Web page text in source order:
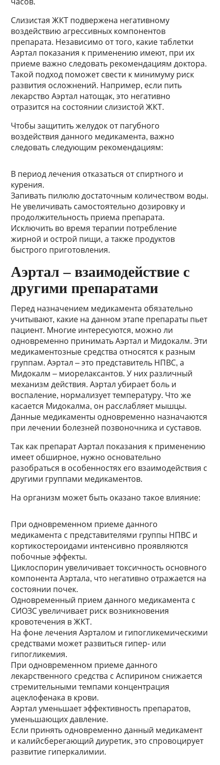
часов.
Слизистая ЖКТ подвержена негативному
воздействию агрессивных компонентов
препарата. Независимо от того, какие таблетки
Аэртал показания к применению имеют, при их
приеме важно следовать рекомендациям доктора.
Такой подход поможет свести к минимуму риск
развития осложнений. Например, если пить
лекарство Аэртал натощак, это негативно
отразится на состоянии слизистой ЖКТ.
Чтобы защитить желудок от пагубного
воздействия данного медикамента, важно
следовать следующим рекомендациям:
В период лечения отказаться от спиртного и
курения.
Запивать пилюлю достаточным количеством воды.
Не увеличивать самостоятельно дозировку и
продолжительность приема препарата.
Исключить во время терапии потребление
жирной и острой пищи, а также продуктов
быстрого приготовления.
Аэртал – взаимодействие с
другими препаратами
Перед назначением медикамента обязательно
учитывают, какие на данном этапе препараты пьет
пациент. Многие интересуются, можно ли
одновременно принимать Аэртал и Мидокалм. Эти
медикаментозные средства относятся к разным
группам. Аэртал – это представитель НПВС, а
Мидокалм – миорелаксантов. У них различный
механизм действия. Аэртал убирает боль и
воспаление, нормализует температуру. Что же
касается Мидокалма, он расслабляет мышцы.
Данные медикаменты одновременно назначаются
при лечении болезней позвоночника и суставов.
Так как препарат Аэртал показания к применению
имеет обширное, нужно основательно
разобраться в особенностях его взаимодействия с
другими группами медикаментов.
На организм может быть оказано такое влияние:
При одновременном приеме данного
медикамента с представителями группы НПВС и
кортикостероидами интенсивно проявляются
побочные эффекты.
Циклоспорин увеличивает токсичность основного
компонента Аэртала, что негативно отражается на
состоянии почек.
Одновременный прием данного медикамента с
СИОЗС увеличивает риск возникновения
кровотечения в ЖКТ.
На фоне лечения Аэрталом и гипогликемическими
средствами может развиться гипер- или
гипогликемия.
При одновременном приеме данного
лекарственного средства с Аспирином снижается
стремительными темпами концентрация
ацеклофенака в крови.
Аэртал уменьшает эффективность препаратов,
уменьшающих давление.
Если принять одновременно данный медикамент
и калийсберегающий диуретик, это спровоцирует
развитие гиперкалимии.